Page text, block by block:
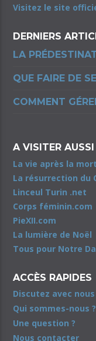
Visitez le site
DERNIERS
LA
QUE FAIRE DE
COMMENT
A VISITER AUSSI
La vie après la mort
La résurrection du
Linceul Turin .net
Corps féminin.com
PieXII.com
La lumière de Noël
Tous pour Notre
ACCÈS RAPIDES
Discutez avec
Qui sommes-nous ?
Une question ?
Nous contacter